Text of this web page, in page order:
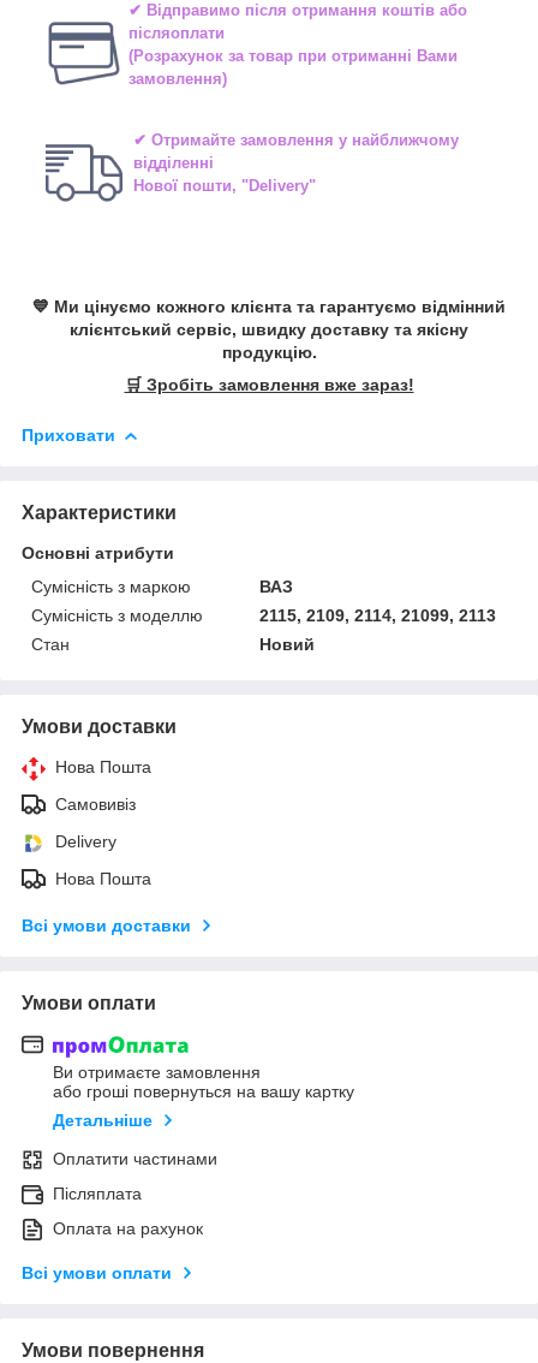
✔ Відправимо після отримання коштів або
післяоплати
(Розрахунок за товар при отриманні Вами
замовлення)
✔ Отримайте замовлення у найближчому
відділенні
Нової пошти, "Delivery"
💙 Ми цінуємо кожного клієнта та гарантуємо відмінний
клієнтський сервіс, швидку доставку та якісну
продукцію.
🛒 Зробіть замовлення вже зараз!
Приховати
Характеристики
Основні атрибути
Сумісність з маркою
ВАЗ
Сумісність з моделлю
2115, 2109, 2114, 21099, 2113
Стан
Новий
Умови доставки
Нова Пошта
Самовивіз
Delivery
Нова Пошта
Всі умови доставки
Умови оплати
Ви отримаєте замовлення
або гроші повернуться на вашу картку
Детальніше
Оплатити частинами
Післяплата
Оплата на рахунок
Всі умови оплати
Умови повернення